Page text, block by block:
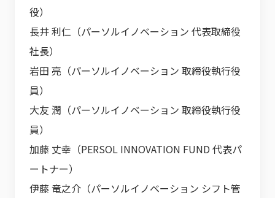
役）
長井 利仁（パーソルイノベーション 代表取締役
社長）
岩田 亮（パーソルイノベーション 取締役執行役
員）
大友 潤（パーソルイノベーション 取締役執行役
員）
加藤 丈幸（PERSOL INNOVATION FUND 代表パ
ートナー）
伊藤 竜之介（パーソルイノベーション シフト管